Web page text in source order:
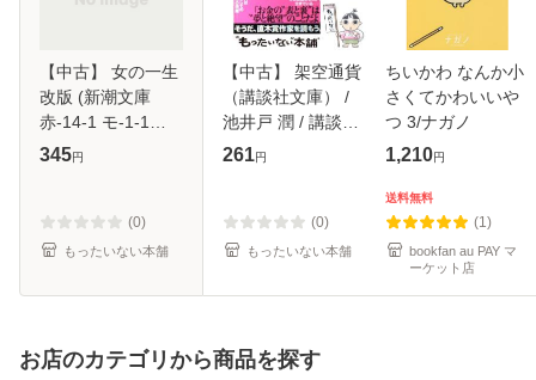
【中古】 女の一生
改版 (新潮文庫
赤-14-1 モ-1-1
150) / モーパッサ
ル便送料無料】
345円
(0)
もったいない本舗
【中古】 架空通貨
（講談社文庫） /
池井戸 潤 / 講談社
[文庫]【メール便送
261円
(0)
もったいない本舗
ちいかわ なんか小
さくてかわいいや
つ 3/ナガノ
1,210円
送料無料
(1)
bookfan au PAY マ
ーケット店
お店のカテゴリから商品を探す